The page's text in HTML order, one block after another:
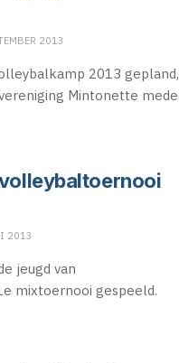
2013
2013 gepland,
Mintonette mede
2013
jeugd van
mixtoernooi gespeeld.